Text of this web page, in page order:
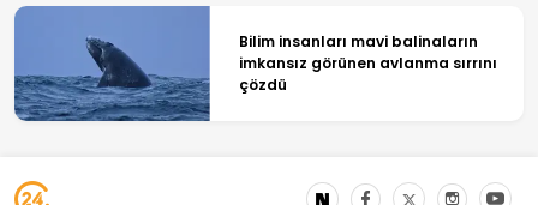
Bilim insanları mavi balinaların
imkansız görünen avlanma sırrını
çözdü